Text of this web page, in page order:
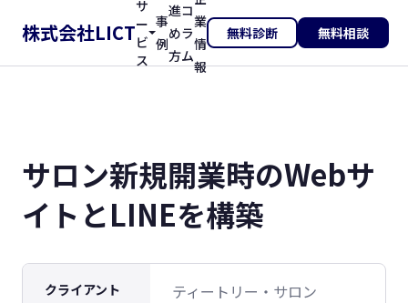
株式会社LICT
サ
ー
ビ
ス
事
例
進
め
方
コ
ラ
ム
業
情
報
無料診断 無料相談
サロン新規開業時のWebサ
イトとLINEを構築
クライアント ティートリー・サロン